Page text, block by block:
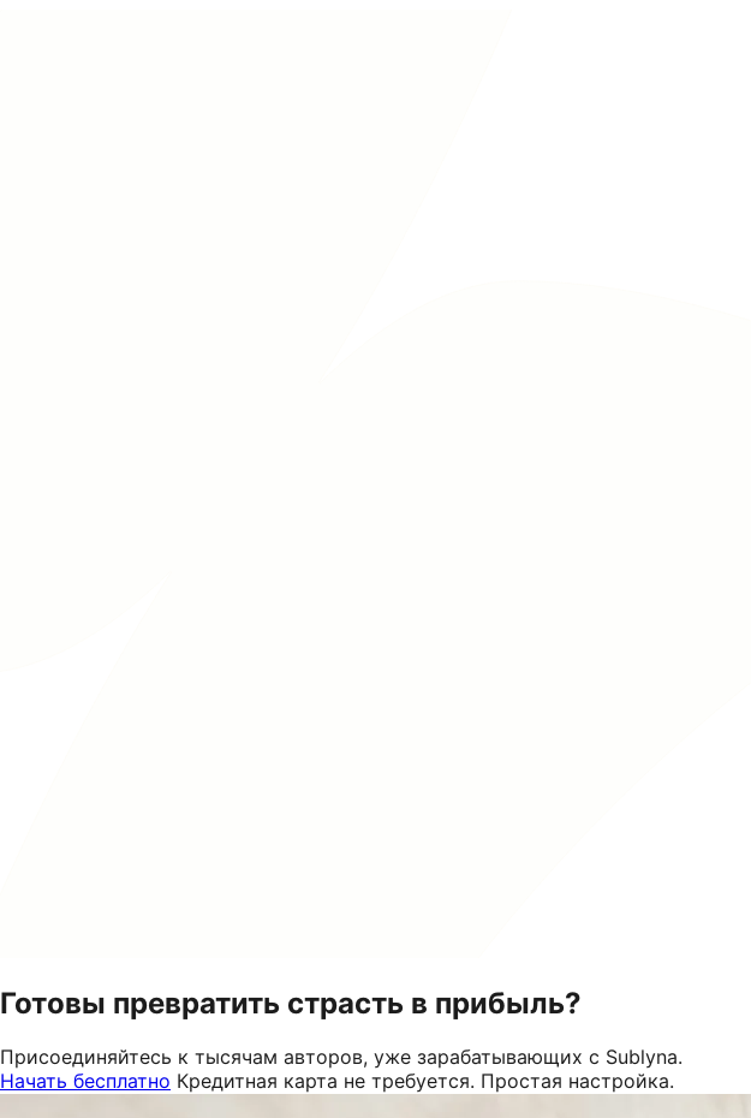
Готовы превратить страсть в прибыль?
Присоединяйтесь к тысячам авторов, уже зарабатывающих с Sublyna.
Начать бесплатно Кредитная карта не требуется. Простая настройка.